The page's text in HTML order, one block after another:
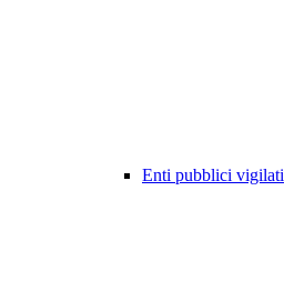
Enti pubblici vigilati